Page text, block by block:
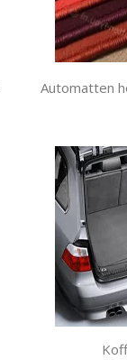
Automatten